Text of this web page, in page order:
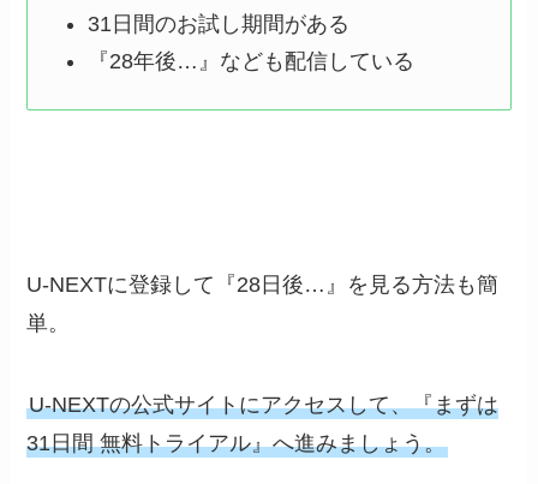
31日間のお試し期間がある
『28年後…』なども配信している
U-NEXTに登録して『28日後…』を見る方法も簡
単。
U-NEXTの公式サイトにアクセスして、『まずは
31日間 無料トライアル』へ進みましょう。